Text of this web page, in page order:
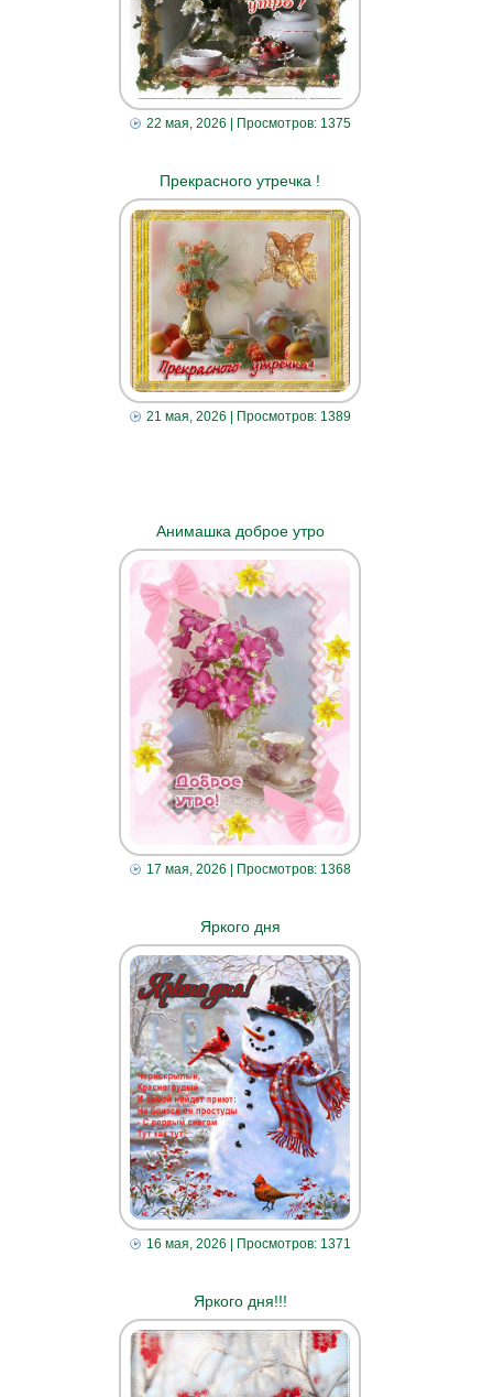
22 мая, 2026 | Просмотров: 1375
Прекрасного утречка !
21 мая, 2026 | Просмотров: 1389
Анимашка доброе утро
17 мая, 2026 | Просмотров: 1368
Яркого дня
16 мая, 2026 | Просмотров: 1371
Яркого дня!!!